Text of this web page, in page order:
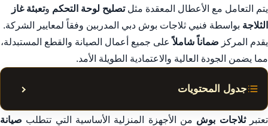
يتم التعامل مع الأعطال المعقدة مثلتصليح لوحة التحكم وتعبئة غاز
الثلاجة بواسطة فنيي ثلاجات بوش دبي المدربين وفقاً لمعايير الشركة.
يقدم المركز ضماناً شاملاًعلى جميع أعمال الصيانة والقطع المستبدلة،
مما يضمن الجودة العالية والاعتمادية الطويلة الأمد.
جدول المحتويات إظهار
تصليح ثلاجات بوش في دبي: خدمة مركز معتمد فيكستعتبرثلاجات بوش من الأجهزة المنزلية الأساسية التي تتطلب صيانة